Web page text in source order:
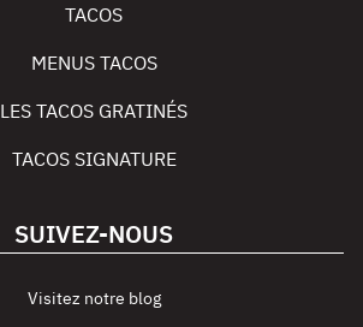
TACOS
MENUS TACOS
LES TACOS GRATINÉS
TACOS SIGNATURE
SUIVEZ-NOUS
Visitez notre blog